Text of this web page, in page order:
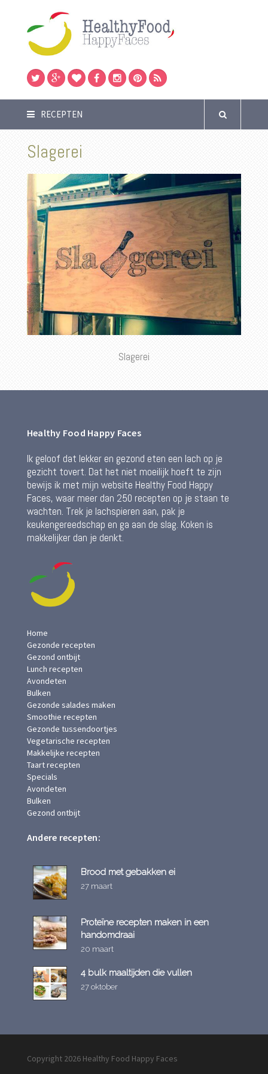
RECEPTEN
Slagerei
Slagerei
Healthy Food Happy Faces
Ik geloof dat lekker en gezond eten een lach op je
gezicht tovert. Dat het niet moeilijk hoeft te zijn
bewijs ik met mijn website Healthy Food Happy
Faces, waar meer dan 250 recepten op je staan te
wachten. Trek je lachspieren aan, pak je
keukengereedschap en ga aan de slag. Koken is
makkelijker dan je denkt.
Home
Gezonde recepten
Gezond ontbijt
Lunch recepten
Avondeten
Bulken
Gezonde salades maken
Smoothie recepten
Gezonde tussendoortjes
Vegetarische recepten
Makkelijke recepten
Taart recepten
Specials
Avondeten
Bulken
Gezond ontbijt
Andere recepten:
Brood met gebakken ei
27 maart
Proteïne recepten maken in een
handomdraai
20 maart
4 bulk maaltijden die vullen
27 oktober
Copyright 2026 Healthy Food Happy Faces